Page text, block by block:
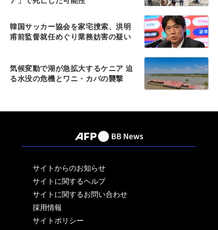
韓国サッカー協会を家宅捜索、洪明
甫前監督就任めぐり業務妨害の疑い
気候変動で湖が急拡大するケニア 迫
る水没の危機とワニ・カバの襲撃
サイトからのお知らせ
サイトに関するヘルプ
サイトに関するお問い合わせ
採用情報
サイトポリシー